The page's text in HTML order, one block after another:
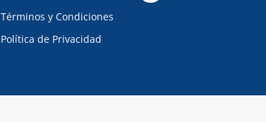
Términos y Condiciones
Política de Privacidad